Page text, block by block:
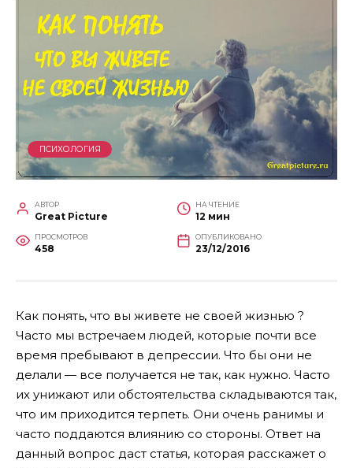
ПСИХОЛОГИЯ
АВТОР
Great Picture
НА ЧТЕНИЕ
12 мин
ПРОСМОТРОВ
458
ОПУБЛИКОВАНО
23/12/2016
Как понять, что вы живете не своей жизнью ?
Часто мы встречаем людей, которые почти все
время пребывают в депрессии. Что бы они не
делали — все получается не так, как нужно. Часто
их унижают или обстоятельства складываются так,
что им приходится терпеть. Они очень ранимы и
часто поддаются влиянию со стороны. Ответ на
данный вопрос даст статья, которая расскажет о